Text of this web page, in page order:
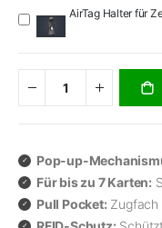
AirTag Halter für
Pop-up-
Für bis zu 7 Karten:
Pull Pocket: Zugfach